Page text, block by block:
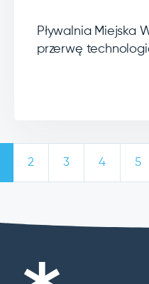
Pływalnia Miejska
przerwę
2 3 4 5